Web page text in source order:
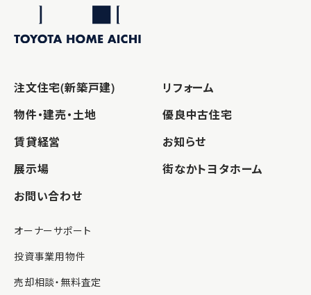
注文住宅(新築戸建)
リフォーム
物件・建売・土地
優良中古住宅
賃貸経営
お知らせ
展示場
街なかトヨタホーム
お問い合わせ
オーナーサポート
投資事業用物件
売却相談・無料査定